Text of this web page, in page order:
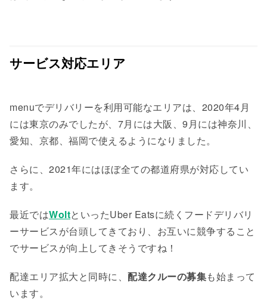
サービス対応エリア
menuでデリバリーを利用可能なエリアは、2020年4月
には東京のみでしたが、7月には大阪、9月には神奈川、
愛知、京都、福岡で使えるようになりました。
さらに、2021年にはほぼ全ての都道府県が対応してい
ます。
最近ではWoltといったUber Eatsに続くフードデリバリ
ーサービスが台頭してきており、お互いに競争すること
でサービスが向上してきそうですね！
配達エリア拡大と同時に、 配達クルーの募集も始まって
います。